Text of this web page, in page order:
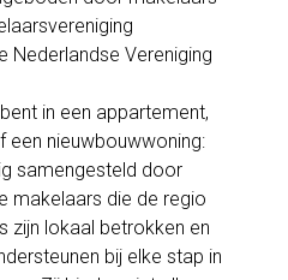
Nederlandse Vereniging
in een appartement,
een nieuwbouwwoning:
samengesteld door
makelaars die de regio
zijn lokaal betrokken en
bij elke stap in